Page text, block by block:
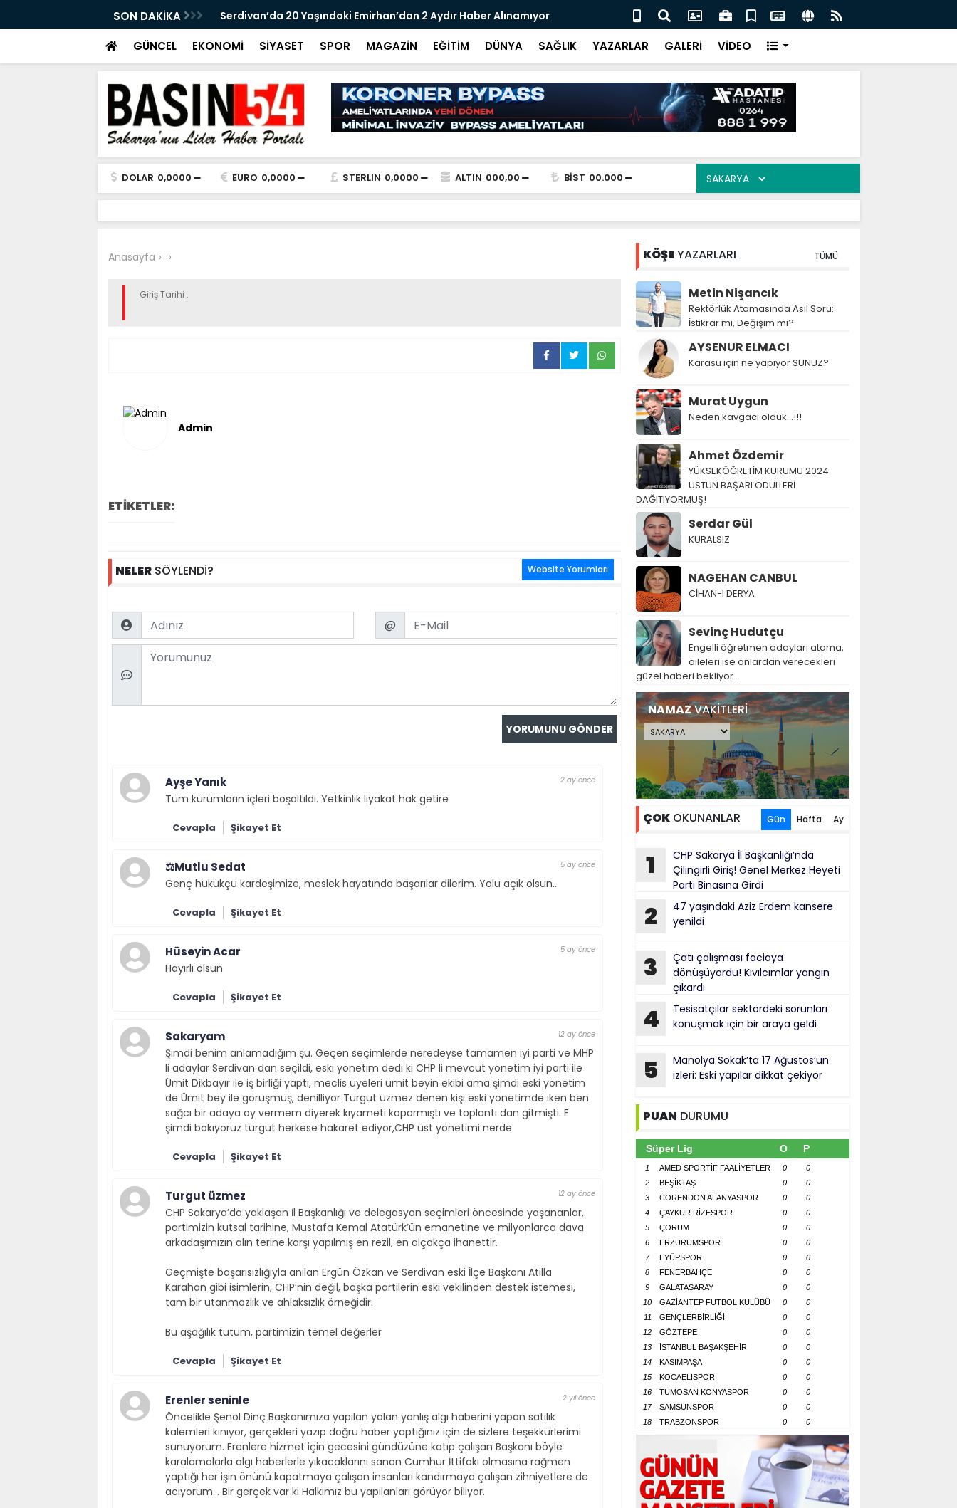
SON DAKİKA Serdivan’da 20 Yaşındaki Emirhan’dan 2 Aydır Haber Alınamıyor Karasu’da duş ve soyunma kabinleri ücretli oldu
GÜNCEL EKONOMİ SİYASET SPOR MAGAZİN EĞİTİM DÜNYA SAĞLIK YAZARLAR GALERİ VİDEO
DOLAR 0,0000 EURO 0,0000 STERLIN 0,0000 ALTIN 000,00 BİST 00.000
Anasayfa
Giriş Tarihi :
Admin
ETİKETLER:
NELERSÖYLENDİ? Website Yorumları
Name Email
@
Comment
Ayşe Yanık 2 ay önce
Tüm kurumların içleri boşaltıldı. Yetkinlik liyakat hak getire
Cevapla Şikayet Et
⚖️Mutlu Sedat 5 ay önce
Genç hukukçu kardeşimize, meslek hayatında başarılar dilerim. Yolu açık olsun…
Cevapla Şikayet Et
Hüseyin Acar 5 ay önce
Hayırlı olsun
Cevapla Şikayet Et
Sakaryam 12 ay önce
Şimdi benim anlamadığım şu. Geçen seçimlerde neredeyse tamamen iyi parti ve MHP
li adaylar Serdivan dan seçildi, eski yönetim dedi ki CHP li mevcut yönetim iyi parti ile
Ümit Dikbayır ile iş birliği yaptı, meclis üyeleri ümit beyin ekibi ama şimdi eski yönetim
de Ümit bey ile görüşmüş, denilliyor Turgut üzmez denen kişi eski yönetimde iken ben
sağcı bir adaya oy vermem diyerek kıyameti koparmıştı ve toplantı dan gitmişti. E
şimdi bakıyoruz turgut herkese hakaret ediyor,CHP üst yönetimi nerde
Cevapla Şikayet Et
Turgut üzmez 12 ay önce
CHP Sakarya’da yaklaşan İl Başkanlığı ve delegasyon seçimleri öncesinde yaşananlar,
partimizin kutsal tarihine, Mustafa Kemal Atatürk’ün emanetine ve milyonlarca dava
arkadaşımızın alın terine karşı yapılmış en rezil, en alçakça ihanettir.
Geçmişte başarısızlığıyla anılan Ergün Özkan ve Serdivan eski İlçe Başkanı Atilla
Karahan gibi isimlerin, CHP’nin değil, başka partilerin eski vekilinden destek istemesi,
tam bir utanmazlık ve ahlaksızlık örneğidir.
Bu aşağılık tutum, partimizin temel değerler
Cevapla Şikayet Et
Erenler seninle 2 yıl önce
Öncelikle Şenol Dinç Başkanımıza yapılan yalan yanlış algı haberini yapan satılık
kalemleri kınıyor, gerçekleri yazıp doğru haber yaptığınız için de sizlere teşekkürlerimi
sunuyorum. Erenlere hizmet için gecesini gündüzüne katıp çalışan Başkanı böyle
karalamalarla algı haberlerle yıkacaklarını sanan Cumhur İttifakı olmasına rağmen
yaptığı her işin önünü kapatmaya çalışan insanları kandırmaya çalışan zihniyetlere de
acıyorum... Bir gerçek var ki Halkımız bu yapılanları görüyor biliyor.
KÖŞEYAZARLARI TÜMÜ
Metin Nişancık
Rektörlük Atamasında Asıl Soru:
İstikrar mı, Değişim mi?
AYSENUR ELMACI
Karasu için ne yapıyor SUNUZ?
Murat Uygun
Neden kavgacı olduk…!!!
Ahmet Özdemir
YÜKSEKÖĞRETİM KURUMU 2024
ÜSTÜN BAŞARI ÖDÜLLERİ
DAĞITIYORMUŞ!
Serdar Gül
KURALSIZ
NAGEHAN CANBUL
CİHAN-I DERYA
Sevinç Hudutçu
Engelli öğretmen adayları atama,
aileleri ise onlardan verecekleri
güzel haberi bekliyor...
NAMAZVAKİTLERİ
ÇOKOKUNANLAR Gün Hafta Ay
1
CHP Sakarya İl Başkanlığı’nda
Çilingirli Giriş! Genel Merkez Heyeti
Parti Binasına Girdi
2
47 yaşındaki Aziz Erdem kansere
yenildi
3
Çatı çalışması faciaya
dönüşüyordu! Kıvılcımlar yangın
çıkardı
4
Tesisatçılar sektördeki sorunları
konuşmak için bir araya geldi
5
Manolya Sokak’ta 17 Ağustos’un
izleri: Eski yapılar dikkat çekiyor
PUAN DURUMU
Süper Lig O P
1 AMED SPORTİF FAALİYETLER 0
0
2
BEŞİKTAŞ 0
0
3
CORENDON ALANYASPOR 0
0
4
ÇAYKUR RİZESPOR 0
0
5
ÇORUM 0
0
6
ERZURUMSPOR 0
0
7
EYÜPSPOR 0
0
8
FENERBAHÇE 0
0
9
GALATASARAY 0
0
10
GAZİANTEP FUTBOL KULÜBÜ 0
0
11
GENÇLERBİRLİĞİ 0
0
12
GÖZTEPE 0
0
13
İSTANBUL BAŞAKŞEHİR 0
0
14
KASIMPAŞA 0
0
15
KOCAELİSPOR 0
0
16
TÜMOSAN KONYASPOR 0
0
17
SAMSUNSPOR 0
0
18
TRABZONSPOR 0 0